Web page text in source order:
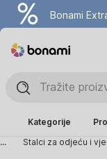
Bonami
Kategorije
...
Stalci za odjeću i